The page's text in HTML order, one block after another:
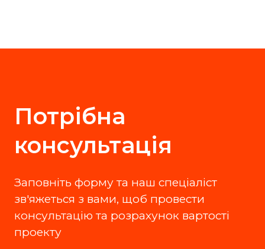
Потрібна
консультація
Заповнiть форму та наш спеціаліст
зв'яжеться з вами, щоб провести
консультацію та розрахунок вартості
проекту